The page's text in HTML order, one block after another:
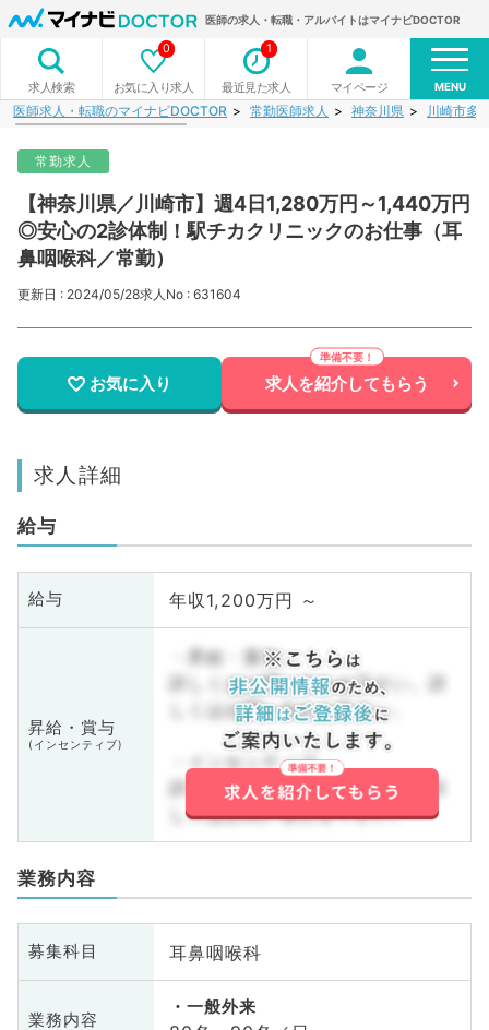
医師の求人・転職・アルバイトはマイナビDOCTOR
求人検索 お気に入り求人
0
最近見た求人
1
マイページ MENU
医師求人・転職のマイナビDOCTOR 常勤医師求人 神奈川県 川崎市多
常勤求人
【神奈川県／川崎市】週4日1,280万円～1,440万円
◎安心の2診体制！駅チカクリニックのお仕事（耳
鼻咽喉科／常勤）
更新日 : 2024/05/28求人No : 631604
お気に入り 求人を紹介してもらう
求人詳細
給与
給与 年収1,200万円 ～
昇給・賞与
(インセンティブ)
・昇給・賞与
詳しくはお問い合わせ下さい。詳
しくはお問い合わせ下さい。
・インセンティブ
詳しくはお問い合わせ下さい。詳
しくはお問い合わせ下さい。
業務内容
募集科目 耳鼻咽喉科
業務内容
一般外来